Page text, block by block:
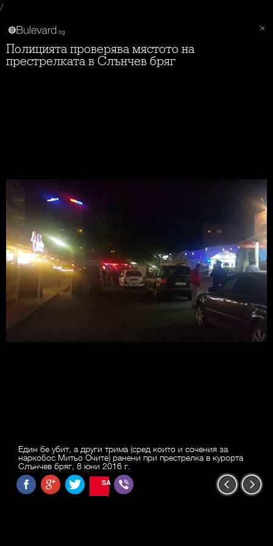
/
Полицията проверява мястото на
престрелката в Слънчев бряг
Един бе убит, а други трима (сред които и сочения за
наркобос Митьо Очите) ранени при престрелка в курорта
Слънчев бряг, 8 юни 2016 г.
SAVE